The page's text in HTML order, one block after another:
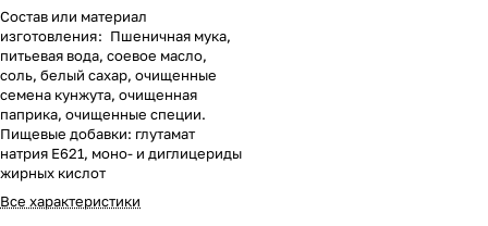
Состав или материал
изготовления: Пшеничная мука,
питьевая вода, соевое масло,
соль, белый сахар, очищенные
семена кунжута, очищенная
паприка, очищенные специи.
Пищевые добавки: глутамат
натрия Е621, моно- и диглицериды
жирных кислот
Все характеристики